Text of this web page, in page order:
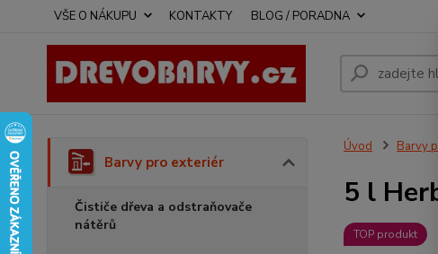
VŠE O NÁKUPU KONTAKTY BLOG / PORADNA
Barvy pro exteriér
Čističe dřeva a odstraňovače
nátěrů
Úvod Barvy
5 l
TOP produkt